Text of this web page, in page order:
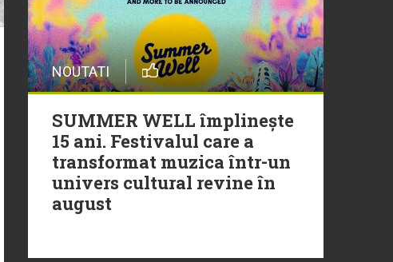
DJ Christian Thomson
20 Iulie
Torpedoul lui Morar: Theo
Rose - „Ceai lângă tine”
NOUTATI
SUMMER WELL împlinește
15 ani. Festivalul care a
transformat muzica într-un
univers cultural revine în
august